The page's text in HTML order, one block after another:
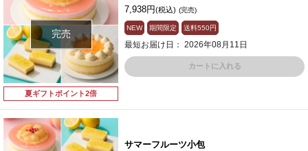
完売
夏ギフトポイント2倍
7,938円(税込) (完売)
NEW 期間限定 送料550円
最短お届け日： 2026年08月11日
カートに入れる
サマーフルーツ小包